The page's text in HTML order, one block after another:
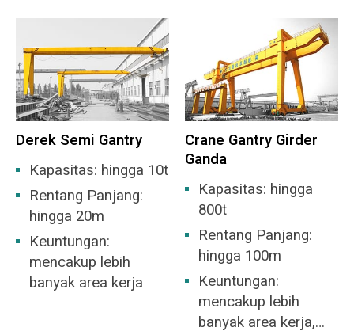
halaman terbuka.
Derek Semi Gantry
Kapasitas: hingga 10t
Rentang Panjang:
hingga 20m
Keuntungan:
mencakup lebih
banyak area kerja
Crane Gantry Girder
Ganda
Kapasitas: hingga
800t
Rentang Panjang:
hingga 100m
Keuntungan:
mencakup lebih
banyak area kerja,